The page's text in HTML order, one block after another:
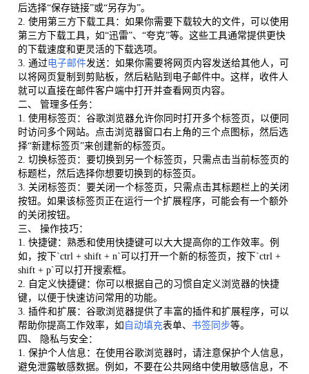
后选择“保存链接”或“另存为”。
2. 使用第三方下载工具：如果你需要下载较大的文件，可以使用
第三方下载工具，如“迅雷”、“夸克”等。这些工具通常提供更快
的下载速度和更灵活的下载选项。
3. 通过 电子邮件发送：如果你需要将网页内容发送给其他人，可
以将网页复制到剪贴板，然后粘贴到电子邮件中。这样，收件人
就可以直接在邮件客户端中打开并查看网页内容。
二、 管理多任务：
1. 使用标签页：谷歌浏览器允许你同时打开多个标签页，以便同
时访问多个网站。点击浏览器窗口右上角的三个点图标，然后选
择“新建标签页”来创建新的标签页。
2. 切换标签页：要切换到另一个标签页，只需点击当前标签页的
标题栏，然后选择你想要切换到的标签页。
3. 关闭标签页：要关闭一个标签页，只需点击其标题栏上的关闭
按钮。如果该标签页正在运行一个扩展程序，可能会有一个额外
的关闭按钮。
三、 操作技巧：
1. 快捷键：熟悉和使用快捷键可以大大提高你的工作效率。例
如，按下`ctrl + shift + n`可以打开一个新的标签页，按下`ctrl +
shift + p`可以打开搜索框。
2. 自定义快捷键：你可以根据自己的习惯自定义浏览器的快捷
键，以便于快速访问常用的功能。
3. 插件和扩展：谷歌浏览器提供了丰富的插件和扩展程序，可以
帮助你提高工作效率，如 自动填充表单、 书签同步等。
四、 隐私与安全：
1. 保护个人信息：在使用谷歌浏览器时，请注意保护个人信息，
避免泄露敏感数据。例如，不要在公共网络中使用敏感信息，不